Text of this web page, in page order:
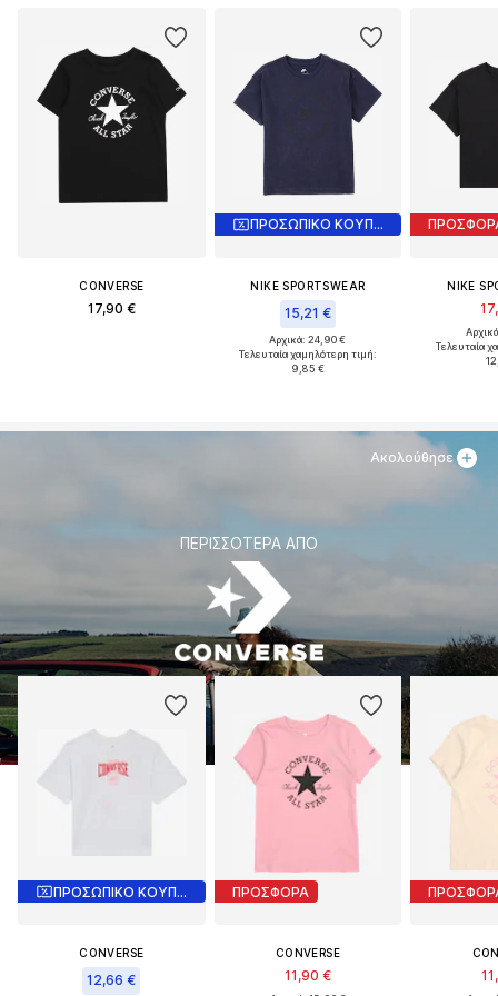
CONVERSE
17,90 €
ΠΡΟΣΩΠΙΚΟ ΚΟΥΠΟΝΙ
NIKE SPORTSWEAR
15,21 €
Αρχικά: 24,90 €
Τελευταία χαμηλότερη τιμή:
9,85 €
NIKE
Τελευταία
ΠΕΡΙΣΣΌΤΕΡΑ ΑΠΌ
ΠΡΟΣΩΠΙΚΟ ΚΟΥΠΟΝΙ
CONVERSE
12,66 €
ΠΡΟΣΦΟΡΑ
CONVERSE
11,90 €
Ακολούθησε